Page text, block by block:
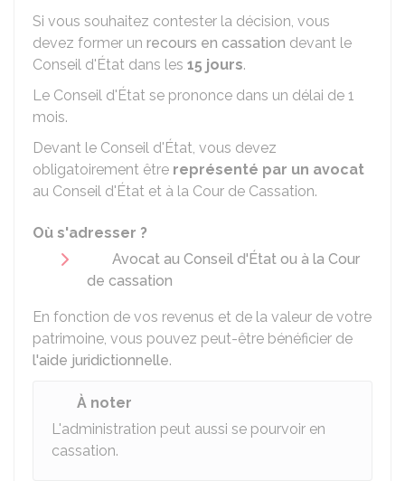
Si vous souhaitez contester la décision, vous
devez former un recours en cassation devant le
Conseil d'État dans les 15 jours.
Le Conseil d'État se prononce dans un délai de 1
mois.
Devant le Conseil d'État, vous devez
obligatoirement être représenté par un avocat
au Conseil d'État et à la Cour de Cassation.
Où s'adresser ?
Avocat au Conseil d'État ou à la Cour
de cassation
En fonction de vos revenus et de la valeur de votre
patrimoine, vous pouvez peut-être bénéficier de
l'aide juridictionnelle.
À noter
L'administration peut aussi se pourvoir en
cassation.